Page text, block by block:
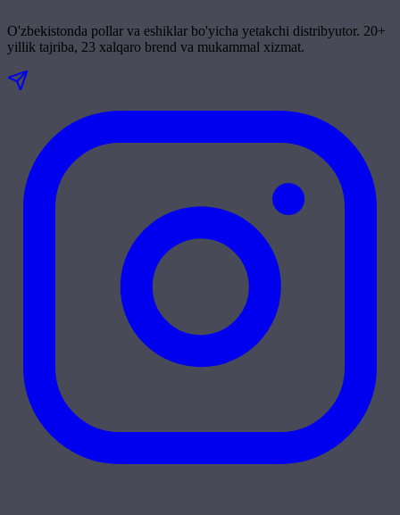
O'zbekistonda pollar va eshiklar bo'yicha yetakchi distribyutor. 20+
yillik tajriba, 23 xalqaro brend va mukammal xizmat.